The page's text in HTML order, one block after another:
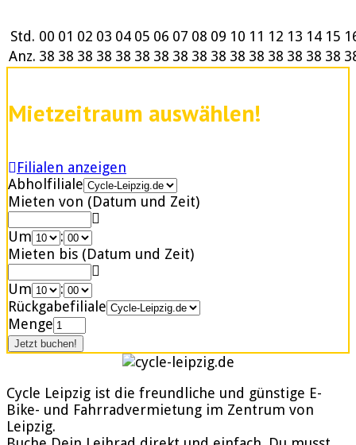
Std. 00 01 02 03 04 05 06 07 08 09 10 11 12 13 14 15
Anz. 38 38 38 38 38 38 38 38 38 38 38 38 38 38 38 38
Mietzeitraum auswählen!
Filialen anzeigen
Abholfiliale
Mieten von (Datum und Zeit)
Um
:
Mieten bis (Datum und Zeit)
Um
:
Rückgabefiliale
Menge
Cycle Leipzig ist die freundliche und günstige E-
Bike- und Fahrradvermietung im Zentrum von
Leipzig.